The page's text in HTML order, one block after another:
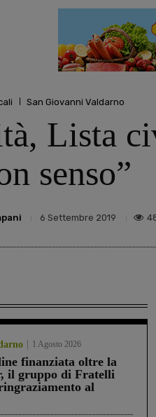
San Giovanni Valdarno
Lista
senso”
6 Settembre 2019
1 Agosto 2026
finanziata oltre la
il gruppo di Fratelli
al